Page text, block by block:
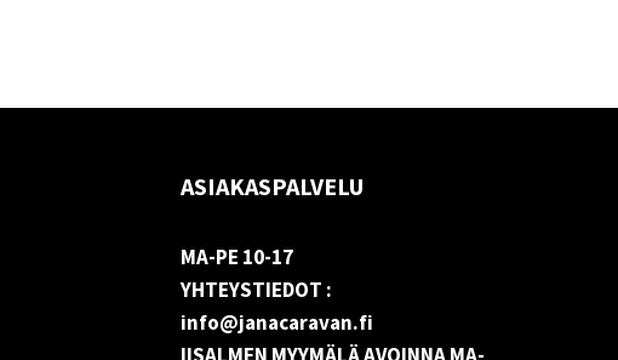
ASIAKASPALVELU
MA-PE 10-17
YHTEYSTIEDOT :
info@janacaravan.fi
IISALMEN MYYMÄLÄ AVOINNA MA-